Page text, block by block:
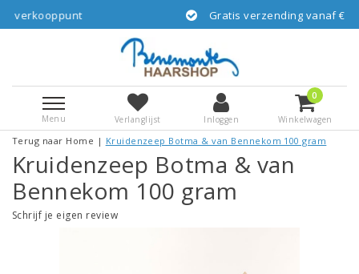
Gratis verzending vanaf € 55,-- NL via GLS/
Menu Verlanglijst Inloggen
0
Winkelwagen
Terug naar Home | Kruidenzeep Botma & van Bennekom 100 gram
Kruidenzeep Botma & van
Bennekom 100 gram
Schrijf je eigen review